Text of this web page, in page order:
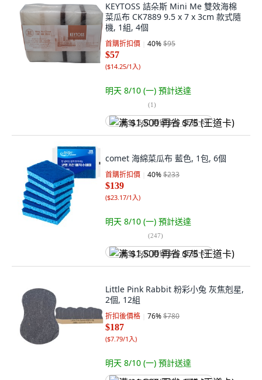
KEYTOSS 詰朵斯 Mini Me 雙效海棉
菜瓜布 CK7889 9.5 x 7 x 3cm 款式隨
機, 1組, 4個
首購折扣價 40%$95
$57
($14.25/1入)
明天 8/10 (一) 預計送達
(1)
满 $1,500 再省 $75 (王道卡)
comet 海綿菜瓜布 藍色, 1包, 6個
首購折扣價 40%$233
$139
($23.17/1入)
明天 8/10 (一) 預計送達
(247)
满 $1,500 再省 $75 (王道卡)
Little Pink Rabbit 粉彩小兔 灰焦剋星,
2個, 12組
折扣後價格 76%$780
$187
($7.79/1入)
明天 8/10 (一) 預計送達